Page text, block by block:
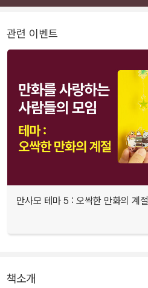
관련 이벤트
만사모 테마 5 : 오싹한 만화의 계절
책소개